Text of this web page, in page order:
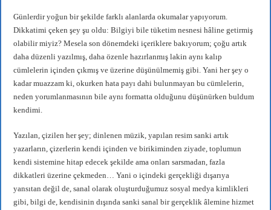
Günlerdir yoğun bir şekilde farklı alanlarda okumalar yapıyorum.
Dikkatimi çeken şey şu oldu: Bilgiyi bile tüketim nesnesi hâline getirmiş
olabilir miyiz? Mesela son dönemdeki içeriklere bakıyorum; çoğu artık
daha düzenli yazılmış, daha özenle hazırlanmış lakin aynı kalıp
cümlelerin içinden çıkmış ve üzerine düşünülmemiş gibi. Yani her şey o
kadar muazzam ki, okurken hata payı dahi bulunmayan bu cümlelerin,
neden yorumlanmasının bile aynı formatta olduğunu düşünürken buldum
kendimi.
Yazılan, çizilen her şey; dinlenen müzik, yapılan resim sanki artık
yazarların, çizerlerin kendi içinden ve birikiminden ziyade, toplumun
kendi sistemine hitap edecek şekilde ama onları sarsmadan, fazla
dikkatleri üzerine çekmeden… Yani o içindeki gerçekliği dışarıya
yansıtan değil de, sanal olarak oluşturduğumuz sosyal medya kimlikleri
gibi, bilgi de, kendisinin dışında sanki sanal bir gerçeklik âlemine hizmet